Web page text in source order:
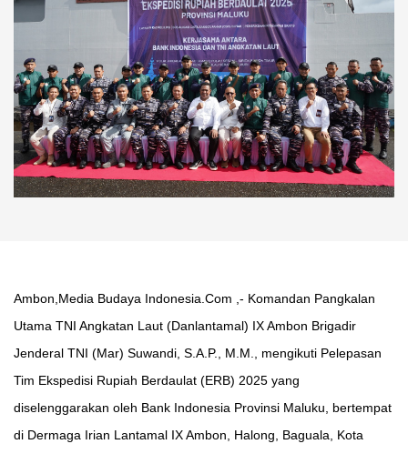
Ambon,Media Budaya Indonesia.Com ,- Komandan Pangkalan
Utama TNI Angkatan Laut (Danlantamal) IX Ambon Brigadir
Jenderal TNI (Mar) Suwandi, S.A.P., M.M., mengikuti Pelepasan
Tim Ekspedisi Rupiah Berdaulat (ERB) 2025 yang
diselenggarakan oleh Bank Indonesia Provinsi Maluku, bertempat
di Dermaga Irian Lantamal IX Ambon, Halong, Baguala, Kota